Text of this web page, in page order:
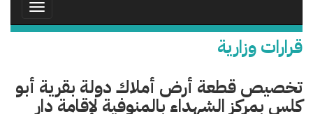
Toggle
قرارات وزارية
تخصيص قطعة أرض أملاك دولة بقرية أبو
كلس بمركز الشهداء بالمنوفية لإقامة دار